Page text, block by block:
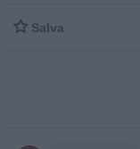
 Salva